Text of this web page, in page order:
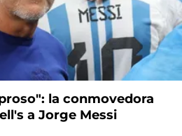
la conmovedora
a Jorge Messi